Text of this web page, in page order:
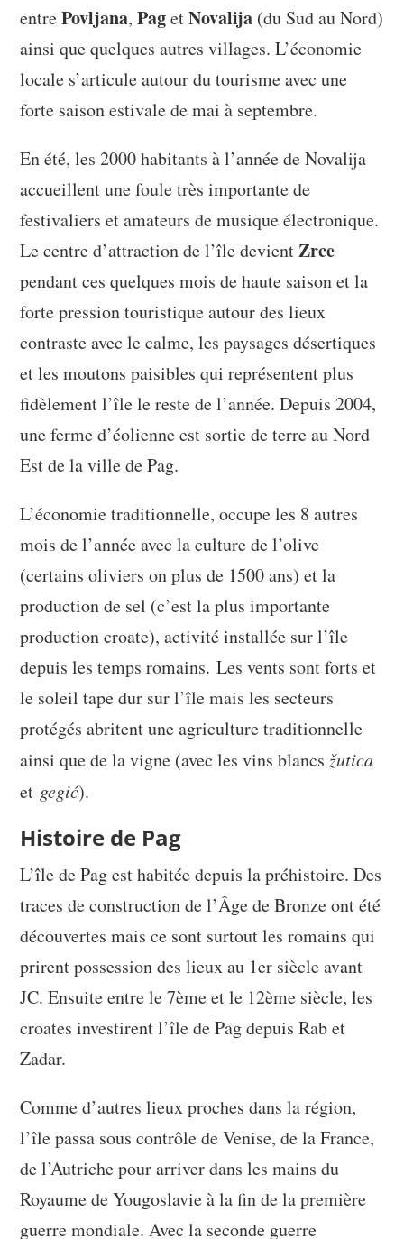
entrePovljana,PagetNovalija (du Sud au Nord)
ainsi que quelques autres villages. L’économie
locale s’articule autour du tourisme avec une
forte saison estivale de mai à septembre.
En été, les 2000 habitants à l’année de Novalija
accueillent une foule très importante de
festivaliers et amateurs de musique électronique.
Le centre d’attraction de l’île devientZrce
pendant ces quelques mois de haute saison et la
forte pression touristique autour des lieux
contraste avec le calme, les paysages désertiques
et les moutons paisibles qui représentent plus
fidèlement l’île le reste de l’année. Depuis 2004,
une ferme d’éolienne est sortie de terre au Nord
Est de la ville de Pag.
L’économie traditionnelle, occupe les 8 autres
mois de l’année avec la culture de l’olive
(certains oliviers on plus de 1500 ans) et la
production de sel (c’est la plus importante
production croate), activité installée sur l’île
depuis les temps romains. Les vents sont forts et
le soleil tape dur sur l’île mais les secteurs
protégés abritent une agriculture traditionnelle
ainsi que de la vigne (avec les vins blancsžutica
et gegić).
Histoire de Pag
L’île de Pag est habitée depuis la préhistoire. Des
traces de construction de l’Âge de Bronze ont été
découvertes mais ce sont surtout les romains qui
prirent possession des lieux au 1er siècle avant
JC. Ensuite entre le 7ème et le 12ème siècle, les
croates investirent l’île de Pag depuis Rab et
Zadar.
Comme d’autres lieux proches dans la région,
l’île passa sous contrôle de Venise, de la France,
de l’Autriche pour arriver dans les mains du
Royaume de Yougoslavie à la fin de la première
guerre mondiale. Avec la seconde guerre